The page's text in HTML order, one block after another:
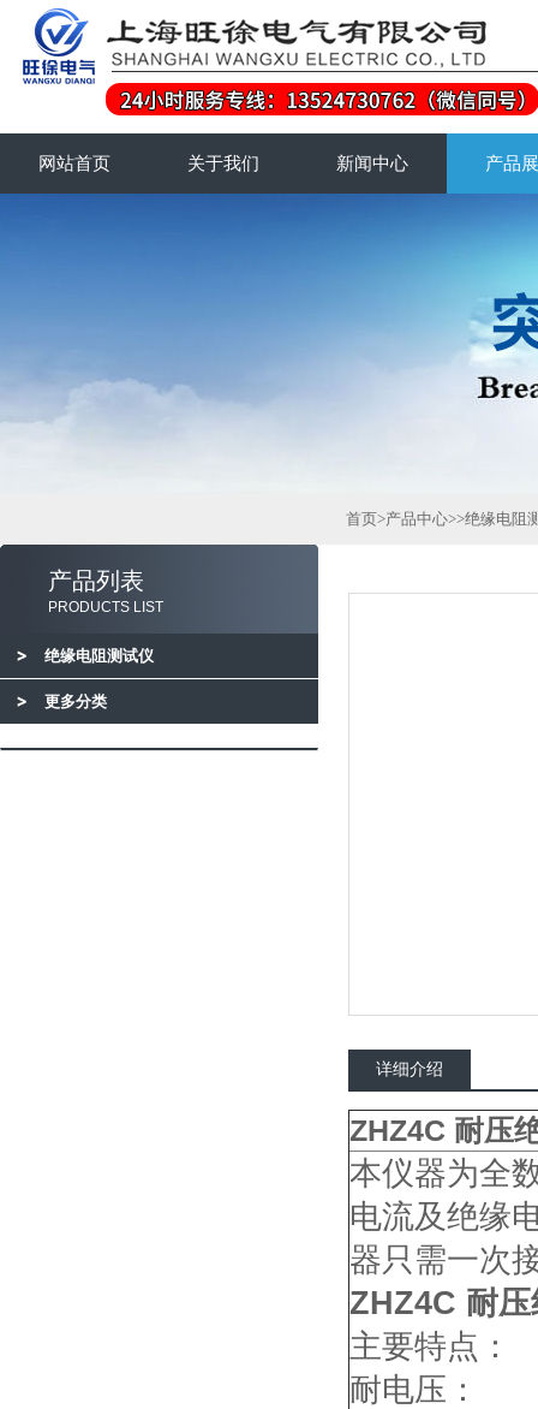
网站首页 关于我们 新闻中心 产品
产品列表
PRODUCTS LIST
绝缘电阻测试仪
更多分类
首页>产品中心>>绝缘电阻
详细介绍
ZHZ4C 耐压
本仪器为全
电流及绝缘
器只需一次
ZHZ4C 耐
主要特点：
耐电压：